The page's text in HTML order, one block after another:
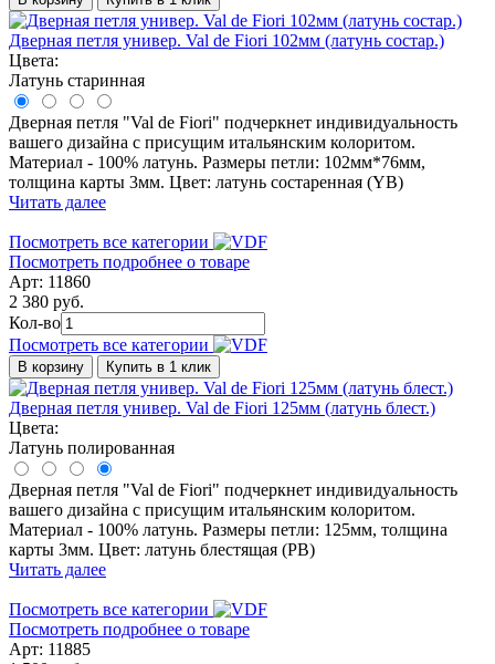
Дверная петля универ. Val de Fiori 102мм (латунь состар.)
Цвета:
Латунь старинная
Дверная петля "Val de Fiori" подчеркнет индивидуальность
вашего дизайна с присущим итальянским колоритом.
Материал - 100% латунь. Размеры петли: 102мм*76мм,
толщина карты 3мм. Цвет: латунь состаренная (YB)
Читать далее
Посмотреть все категории
Посмотреть подробнее о товаре
Арт: 11860
2 380 руб.
Кол-во
Посмотреть все категории
В корзину Купить в 1 клик
Дверная петля универ. Val de Fiori 125мм (латунь блест.)
Цвета:
Латунь полированная
Дверная петля "Val de Fiori" подчеркнет индивидуальность
вашего дизайна с присущим итальянским колоритом.
Материал - 100% латунь. Размеры петли: 125мм, толщина
карты 3мм. Цвет: латунь блестящая (PB)
Читать далее
Посмотреть все категории
Посмотреть подробнее о товаре
Арт: 11885